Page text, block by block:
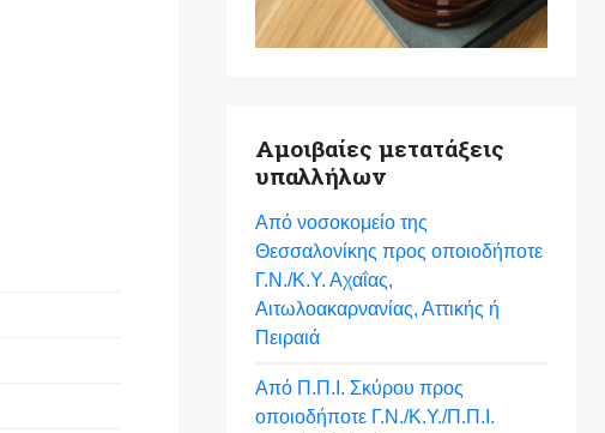
Αμοιβαίες μετατάξεις
υπαλλήλων
Από νοσοκομείο της
Θεσσαλονίκης προς οποιοδήποτε
Γ.Ν./Κ.Υ. Αχαΐας,
Αιτωλοακαρνανίας, Αττικής ή
Πειραιά
Από Π.Π.Ι. Σκύρου προς
οποιοδήποτε Γ.Ν./Κ.Υ./Π.Π.Ι.